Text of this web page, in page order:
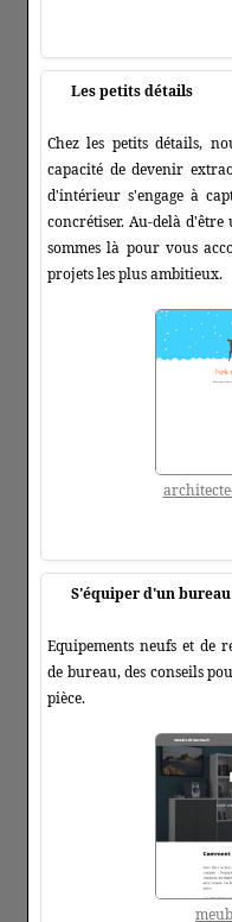
Les petits détails
Chez les petits détails,
capacité de devenir
d'intérieur s'engage à
concrétiser. Au-delà
sommes là pour vous
projets les plus ambitieux.
S'équiper d'un bureau
Equipements neufs et de
de bureau, des conseils
pièce.